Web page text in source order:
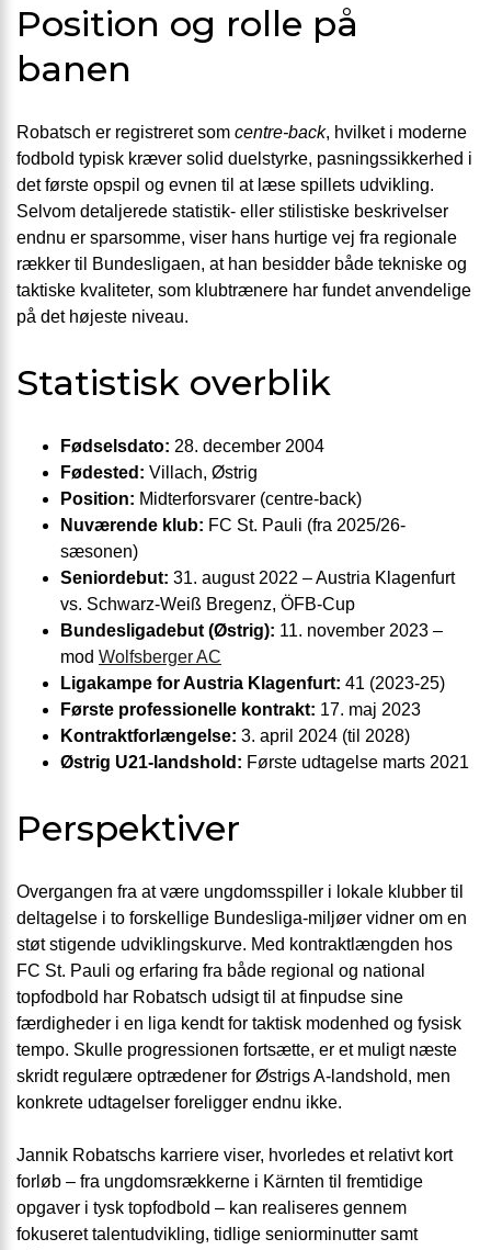
Position og rolle på
banen
Robatsch er registreret som centre-back, hvilket i moderne
fodbold typisk kræver solid duelstyrke, pasningssikkerhed i
det første opspil og evnen til at læse spillets udvikling.
Selvom detaljerede statistik- eller stilistiske beskrivelser
endnu er sparsomme, viser hans hurtige vej fra regionale
rækker til Bundesligaen, at han besidder både tekniske og
taktiske kvaliteter, som klubtrænere har fundet anvendelige
på det højeste niveau.
Statistisk overblik
Fødselsdato: 28. december 2004
Fødested: Villach, Østrig
Position: Midterforsvarer (centre-back)
Nuværende klub: FC St. Pauli (fra 2025/26-
sæsonen)
Senior­debut: 31. august 2022 – Austria Klagenfurt
vs. Schwarz-Weiß Bregenz, ÖFB-Cup
Bundesliga­debut (Østrig): 11. november 2023 –
mod Wolfsberger AC
Ligakampe for Austria Klagenfurt: 41 (2023-25)
Første professionelle kontrakt: 17. maj 2023
Kontraktforlængelse: 3. april 2024 (til 2028)
Østrig U21-landshold: Første udtagelse marts 2021
Perspektiver
Overgangen fra at være ungdomsspiller i lokale klubber til
deltagelse i to forskellige Bundesliga-miljøer vidner om en
støt stigende udviklingskurve. Med kontraktlængden hos
FC St. Pauli og erfaring fra både regional og national
topfodbold har Robatsch udsigt til at finpudse sine
færdigheder i en liga kendt for taktisk modenhed og fysisk
tempo. Skulle progressionen fortsætte, er et muligt næste
skridt regulære optrædener for Østrigs A-landshold, men
konkrete udtagelser foreligger endnu ikke.
Jannik Robatschs karriere viser, hvorledes et relativt kort
forløb – fra ungdomsrækkerne i Kärnten til fremtidige
opgaver i tysk topfodbold – kan realiseres gennem
fokuseret talentudvikling, tidlige seniorminutter samt